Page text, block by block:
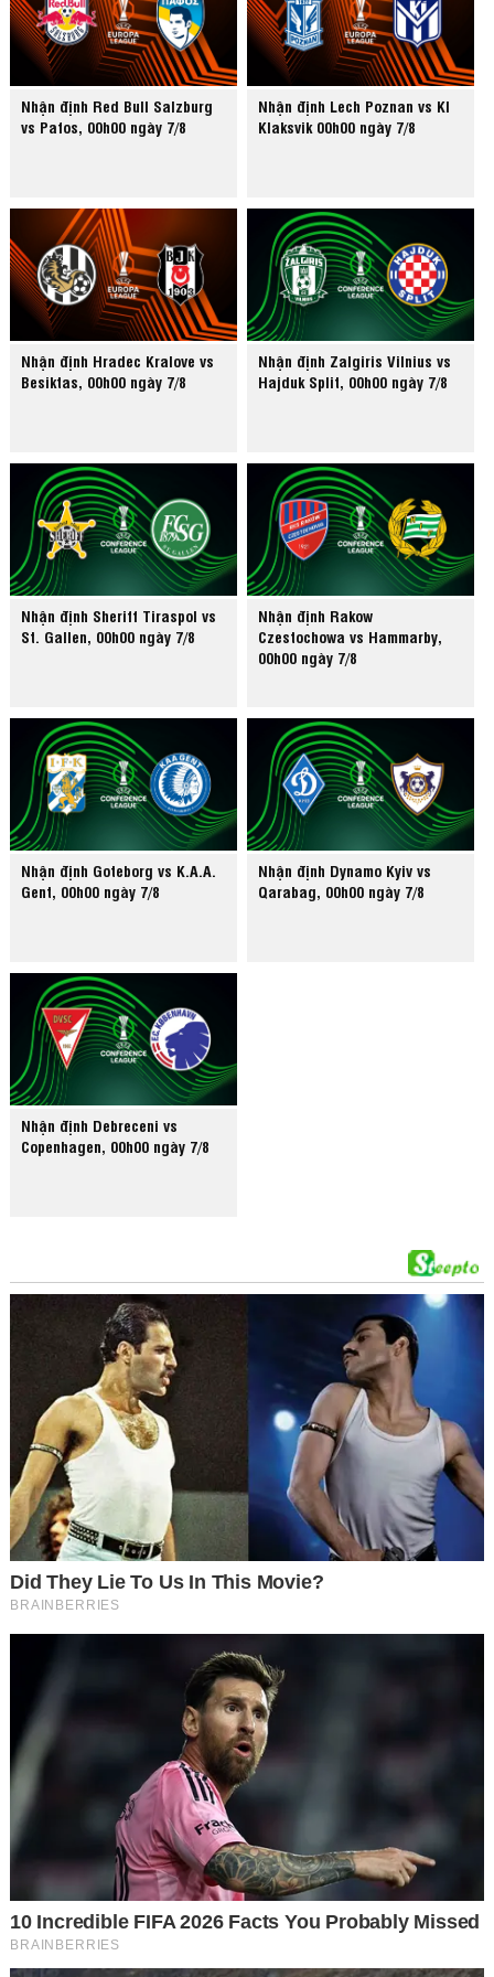
Nhận định Red Bull Salzburg
vs Pafos, 00h00 ngày 7/8
Nhận định Lech Poznan vs KI
Klaksvik 00h00 ngày 7/8
Nhận định Hradec Kralove vs
Besiktas, 00h00 ngày 7/8
Nhận định Zalgiris Vilnius vs
Hajduk Split, 00h00 ngày 7/8
Nhận định Sheriff Tiraspol vs
St. Gallen, 00h00 ngày 7/8
Nhận định Rakow
Czestochowa vs Hammarby,
00h00 ngày 7/8
Nhận định Goteborg vs K.A.A.
Gent, 00h00 ngày 7/8
Nhận định Dynamo Kyiv vs
Qarabag, 00h00 ngày 7/8
Nhận định Debreceni vs
Copenhagen, 00h00 ngày 7/8